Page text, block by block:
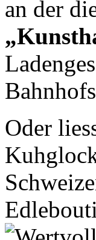
an der
Oder